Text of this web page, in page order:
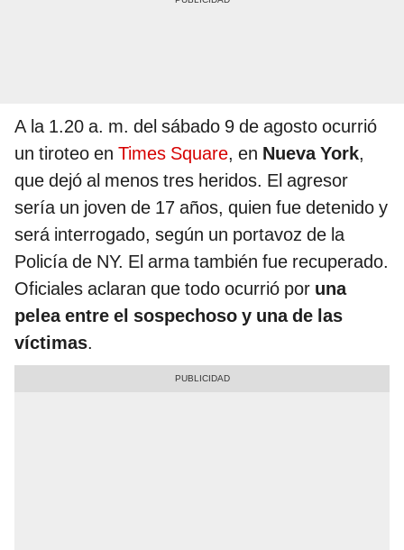
A la 1.20 a. m. del sábado 9 de agosto ocurrió
un tiroteo en Times Square, en Nueva York,
que dejó al menos tres heridos. El agresor
sería un joven de 17 años, quien fue detenido y
será interrogado, según un portavoz de la
Policía de NY. El arma también fue recuperado.
Oficiales aclaran que todo ocurrió por una
pelea entre el sospechoso y una de las
víctimas.